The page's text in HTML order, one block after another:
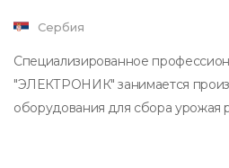
Сербия
Специализированное
"ЭЛЕКТРОНИК" занимается
оборудования для сбора урожая